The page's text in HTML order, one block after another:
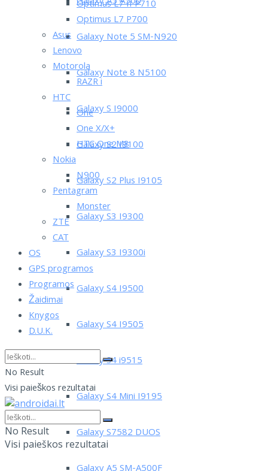
Galaxy Note 5 SM-N920
Galaxy Note 8 N5100
Galaxy S I9000
Galaxy S2 I9100
Galaxy S2 Plus I9105
Galaxy S3 I9300
Galaxy S3 I9300i
Galaxy S4 I9500
Galaxy S4 I9505
Galaxy S4 i9515
Galaxy S4 Mini I9195
Galaxy S7582 DUOS
Optimus L7 II P710
Optimus L7 P700
Asus
Lenovo
Motorola
RAZR i
HTC
One
One X/X+
HTC One M8
Nokia
N900
Pentagram
Monster
ZTE
CAT
OS
GPS programos
Programos
Žaidimai
Knygos
D.U.K.
No Result
Visi paieškos rezultatai
No Result
Visi paieškos rezultatai